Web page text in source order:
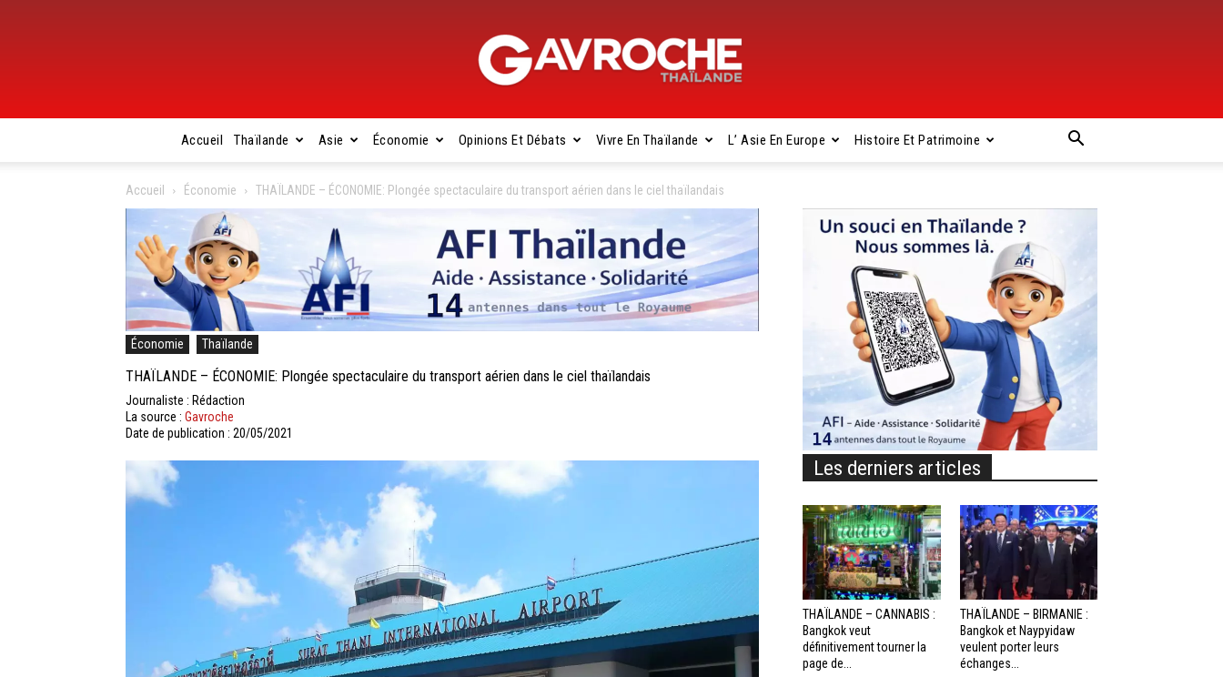
Gavroche
Thaïlande
Accueil Thaïlande Asie Économie Opinions Et Débats Vivre En Thaïlande L’ Asie En Europe Histoire Et Patrimoine
Accueil Économie THAÏLANDE – ÉCONOMIE: Plongée spectaculaire du transport aérien dans le ciel thaïlandais
Économie Thaïlande
THAÏLANDE – ÉCONOMIE: Plongée spectaculaire du transport aérien dans le ciel thaïlandais
Journaliste : Rédaction
La source : Gavroche
Date de publication : 20/05/2021
Les derniers articles
THAÏLANDE – CANNABIS :
Bangkok veut
définitivement tourner la
page de...
THAÏLANDE – BIRMANIE :
Bangkok et Naypyidaw
veulent porter leurs
échanges...